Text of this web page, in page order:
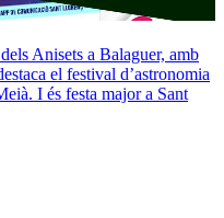
Anisets a Balaguer, amb
el festival d’astronomia
I és festa major a Sant